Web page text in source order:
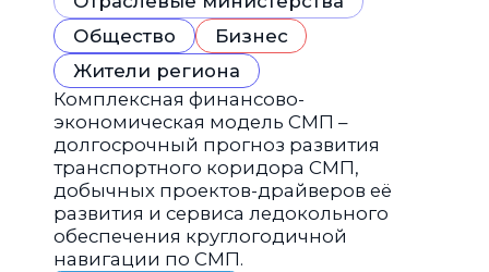
Общество
Бизнес
Жители региона
Комплексная финансово-
экономическая модель СМП –
долгосрочный прогноз развития
транспортного коридора СМП,
добычных проектов-драйверов её
развития и сервиса ледокольного
обеспечения круглогодичной
навигации по СМП.